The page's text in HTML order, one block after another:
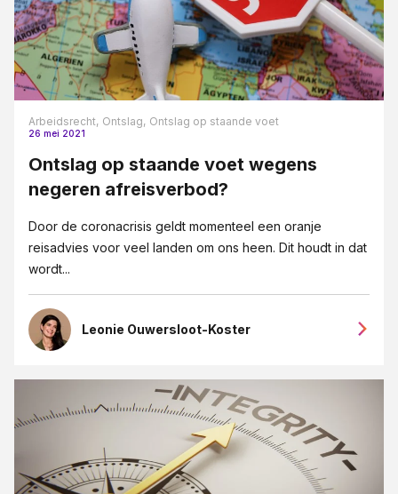
Arbeidsrecht, Ontslag, Ontslag op staande voet
26 mei 2021
Ontslag op staande voet wegens
negeren afreisverbod?
Door de coronacrisis geldt momenteel een oranje
reisadvies voor veel landen om ons heen. Dit houdt in dat
wordt...
Leonie Ouwersloot-Koster